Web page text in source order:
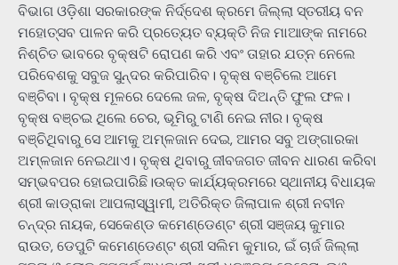
ବିଭାଗ ଓଡ଼ିଶା ସରକାରଙ୍କ ନିର୍ଦ୍ଦେଶ କ୍ରମେ ଜିଲ୍ଲା ସ୍ତରୀୟ ବନ
ମହୋତ୍ସବ ପାଳନ କରି ପ୍ରତ୍ୟେତ ବ୍ୟକ୍ତି ନିଜ ମାଆଙ୍କ ନାମରେ
ନିଶ୍ଚିତ ଭାବରେ ବୃକ୍ଷଟି ରୋପଣ କରି ଏବଂ ତାହାର ଯତ୍ନ ନେଲେ
ପରିବେଶକୁ ସବୁଜ ସୁନ୍ଦର କରିପାରିବ। ବୃକ୍ଷ ବଞ୍ଚିଲେ ଆମେ
ବଞ୍ଚିବା। ବୃକ୍ଷ ମୂଳରେ ଦେଲେ ଜଳ, ବୃକ୍ଷ ଦିଅନ୍ତି ଫୁଲ ଫଳ।
ବୃକ୍ଷ ବଞ୍ଚଇ ଥିଲେ ଚେର, ଭୂମିରୁ ଟାଣି ନେଇ ନୀର। ବୃକ୍ଷ
ବଞ୍ଚିଥିବାରୁ ସେ ଆମକୁ ଅମ୍ଳଜାନ ଦେଇ, ଆମର ସବୁ ଅଙ୍ଗାରକା
ଅମ୍ଳଜାନ ନେଇଥାଏ। ବୃକ୍ଷ ଥିବାରୁ ଜୀବଜଗତ ଜୀବନ ଧାରଣ କରିବା
ସମ୍ଭବପର ହୋଇପାରିଛି।ଉକ୍ତ କାର୍ଯ୍ୟକ୍ରମରେ ସ୍ଥାନୀୟ ବିଧାୟକ
ଶ୍ରୀ କାଡ୍ରାକା ଆପଲାସ୍ୱାମୀ, ଅତିରିକ୍ତ ଜିଲାପାଳ ଶ୍ରୀ ନବୀନ
ଚନ୍ଦ୍ର ନାୟକ, ସେକେଣ୍ଡ କମେଣ୍ଡେଣ୍ଟ ଶ୍ରୀ ସଞ୍ଜୟ କୁମାର
ରାଉତ, ଡେପୁଟି କମେଣ୍ଡେଣ୍ଟ ଶ୍ରୀ ସଲିମ କୁମାର, ଇଁ ଚାର୍ଜ ଜିଲ୍ଲା